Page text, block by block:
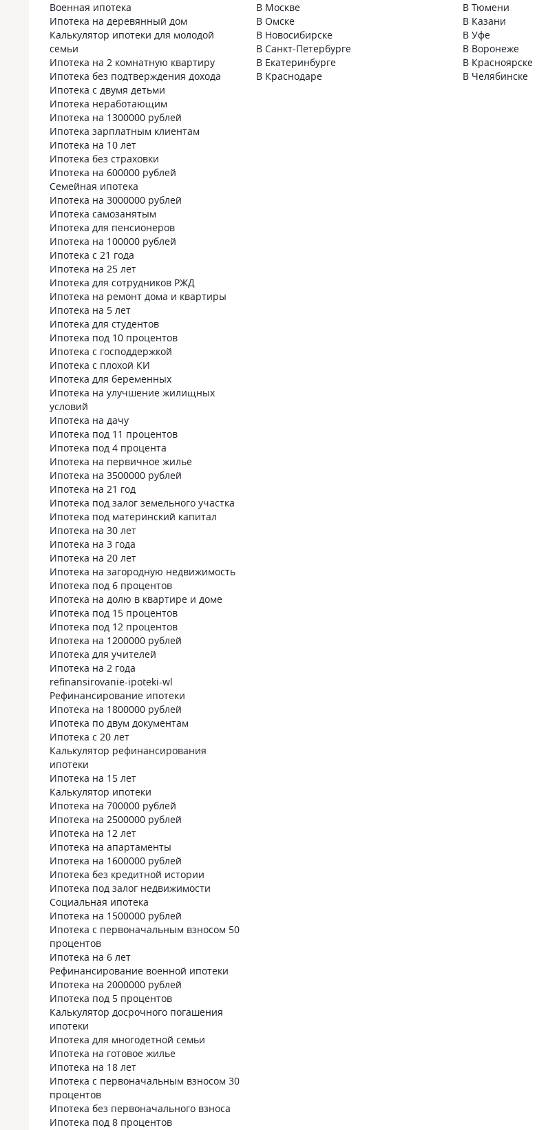
Военная ипотека
Ипотека на деревянный дом
Калькулятор ипотеки для молодой
семьи
Ипотека на 2 комнатную квартиру
Ипотека без подтверждения дохода
Ипотека с двумя детьми
Ипотека неработающим
Ипотека на 1300000 рублей
Ипотека зарплатным клиентам
Ипотека на 10 лет
Ипотека без страховки
Ипотека на 600000 рублей
Семейная ипотека
Ипотека на 3000000 рублей
Ипотека самозанятым
Ипотека для пенсионеров
Ипотека на 100000 рублей
Ипотека с 21 года
Ипотека на 25 лет
Ипотека для сотрудников РЖД
Ипотека на ремонт дома и квартиры
Ипотека на 5 лет
Ипотека для студентов
Ипотека под 10 процентов
Ипотека с господдержкой
Ипотека с плохой КИ
Ипотека для беременных
Ипотека на улучшение жилищных
условий
Ипотека на дачу
Ипотека под 11 процентов
Ипотека под 4 процента
Ипотека на первичное жилье
Ипотека на 3500000 рублей
Ипотека на 21 год
Ипотека под залог земельного участка
Ипотека под материнский капитал
Ипотека на 30 лет
Ипотека на 3 года
Ипотека на 20 лет
Ипотека на загородную недвижимость
Ипотека под 6 процентов
Ипотека на долю в квартире и доме
Ипотека под 15 процентов
Ипотека под 12 процентов
Ипотека на 1200000 рублей
Ипотека для учителей
Ипотека на 2 года
refinansirovanie-ipoteki-wl
Рефинансирование ипотеки
Ипотека на 1800000 рублей
Ипотека по двум документам
Ипотека с 20 лет
Калькулятор рефинансирования
ипотеки
Ипотека на 15 лет
Калькулятор ипотеки
Ипотека на 700000 рублей
Ипотека на 2500000 рублей
Ипотека на 12 лет
Ипотека на апартаменты
Ипотека на 1600000 рублей
Ипотека без кредитной истории
Ипотека под залог недвижимости
Социальная ипотека
Ипотека на 1500000 рублей
Ипотека с первоначальным взносом 50
процентов
Ипотека на 6 лет
Рефинансирование военной ипотеки
Ипотека на 2000000 рублей
Ипотека под 5 процентов
Калькулятор досрочного погашения
ипотеки
Ипотека для многодетной семьи
Ипотека на готовое жилье
Ипотека на 18 лет
Ипотека с первоначальным взносом 30
процентов
Ипотека без первоначального взноса
Ипотека под 8 процентов
В Москве
В Омске
В Новосибирске
В Санкт-Петербурге
В Екатеринбурге
В Краснодаре
В Тюмени
В Казани
В Уфе
В Воронеже
В Красноярске
В Челябинске